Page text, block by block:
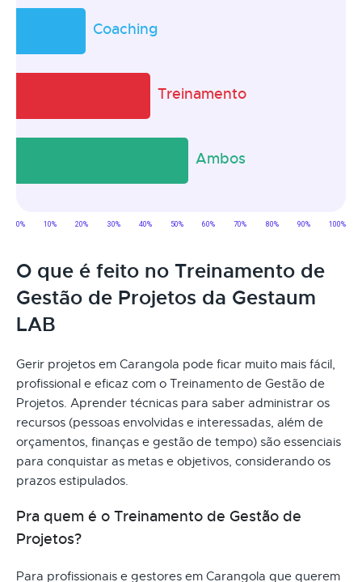
O que é feito no Treinamento de
Gestão de Projetos da Gestaum
LAB
Gerir projetos em Carangola pode ficar muito mais fácil,
profissional e eficaz com o Treinamento de Gestão de
Projetos. Aprender técnicas para saber administrar os
recursos (pessoas envolvidas e interessadas, além de
orçamentos, finanças e gestão de tempo) são essenciais
para conquistar as metas e objetivos, considerando os
prazos estipulados.
Pra quem é o Treinamento de Gestão de
Projetos?
Para profissionais e gestores em Carangola que querem